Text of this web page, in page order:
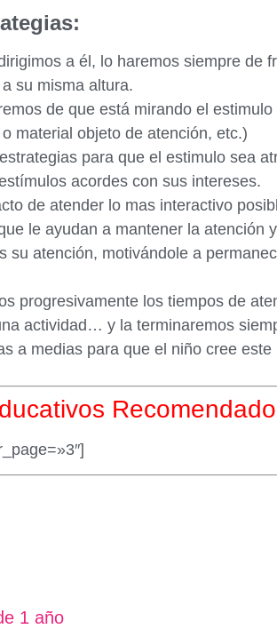
a él, lo haremos siempre de
su misma altura.
de que está mirando el
material objeto de atención, etc.)
para que el estimulo sea
acordes con sus intereses.
de atender lo mas interactivo
le ayudan a mantener la atención
su atención, motivándole a
progresivamente los tiempos de
actividad… y la terminaremos
a medias para que el niño cree
1 año